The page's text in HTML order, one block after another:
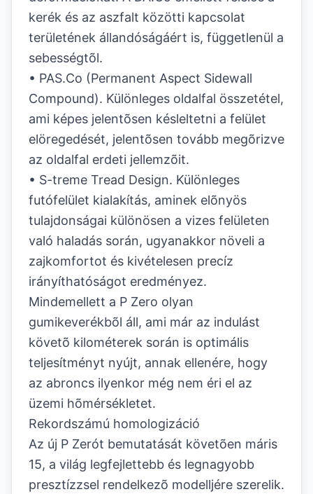
kerék és az aszfalt közötti kapcsolat
területének állandóságáért is, függetlenül a
sebességtõl.
• PAS.Co (Permanent Aspect Sidewall
Compound). Különleges oldalfal összetétel,
ami képes jelentõsen késleltetni a felület
elöregedését, jelentõsen tovább megõrizve
az oldalfal erdeti jellemzõit.
• S-treme Tread Design. Különleges
futófelület kialakítás, aminek elõnyös
tulajdonságai különösen a vizes felületen
való haladás során, ugyanakkor növeli a
zajkomfortot és kivételesen precíz
irányíthatóságot eredményez.
Mindemellett a P Zero olyan
gumikeverékbõl áll, ami már az indulást
követõ kilométerek során is optimális
teljesítményt nyújt, annak ellenére, hogy
az abroncs ilyenkor még nem éri el az
üzemi hõmérsékletet.
Rekordszámú homologizáció
Az új P Zerót bemutatását követõen máris
15, a világ legfejlettebb és legnagyobb
presztízzsel rendelkezõ modelljére szerelik.